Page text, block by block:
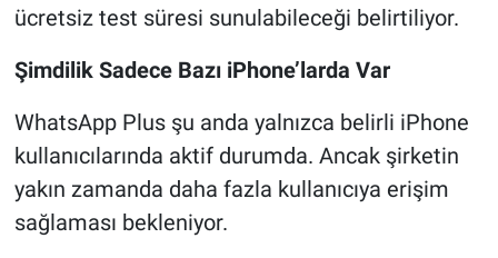
ücretsiz test süresi sunulabileceği belirtiliyor.
Şimdilik Sadece Bazı iPhone’larda Var
WhatsApp Plus şu anda yalnızca belirli iPhone
kullanıcılarında aktif durumda. Ancak şirketin
yakın zamanda daha fazla kullanıcıya erişim
sağlaması bekleniyor.